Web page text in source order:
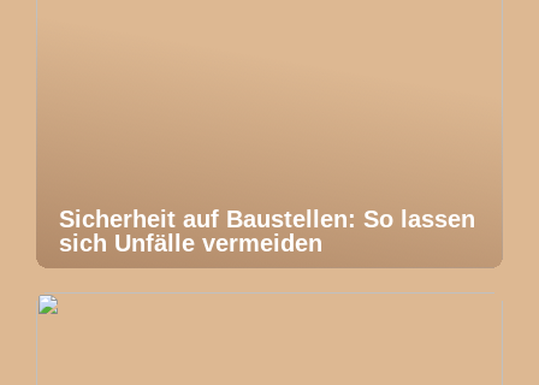
Sicherheit auf Baustellen: So lassen
sich Unfälle vermeiden